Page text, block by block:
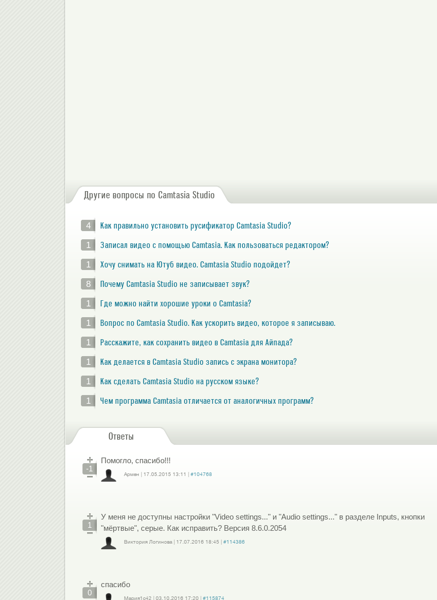
Другие вопросы по Camtasia Studio
4
Как правильно установить русификатор Camtasia Studio?
1
Записал видео с помощью Camtasia. Как пользоваться редактором?
1
Хочу снимать на Ютуб видео. Camtasia Studio подойдет?
8
Почему Camtasia Studio не записывает звук?
1
Где можно найти хорошие уроки о Camtasia?
1
Вопрос по Camtasia Studio. Как ускорить видео, которое я записываю.
1
Расскажите, как сохранить видео в Camtasia для Айпада?
1
Как делается в Camtasia Studio запись с экрана монитора?
1
Как сделать Camtasia Studio на русском языке?
1
Чем программа Camtasia отличается от аналогичных программ?
Ответы
-1
Помогло, спасибо!!!
Армен 17.05.2015 13:11
#104768
1
У меня не доступны настройки "Video settings..." и "Audio settings..." в разделе Inputs, кнопки
"мёртвые", серые. Как исправить? Версия 8.6.0.2054
Виктория Логинова 17.07.2016 18:45
#114386
0
спасибо
Мария1с42 03.10.2016 17:20 #115874